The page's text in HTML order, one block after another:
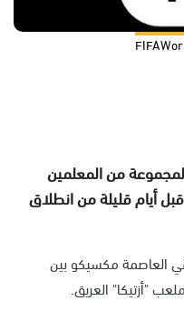
من المعلمين
أيام قليلة من انطلاق
الافتتاحية يوم 11 يونيو في العاصمة مكسيكو بين
"أزتيكا" العريق.